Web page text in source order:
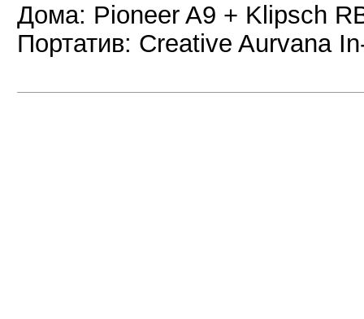
Дома: Pioneer A9 + Klipsch
Портатив: Creative Aurvana